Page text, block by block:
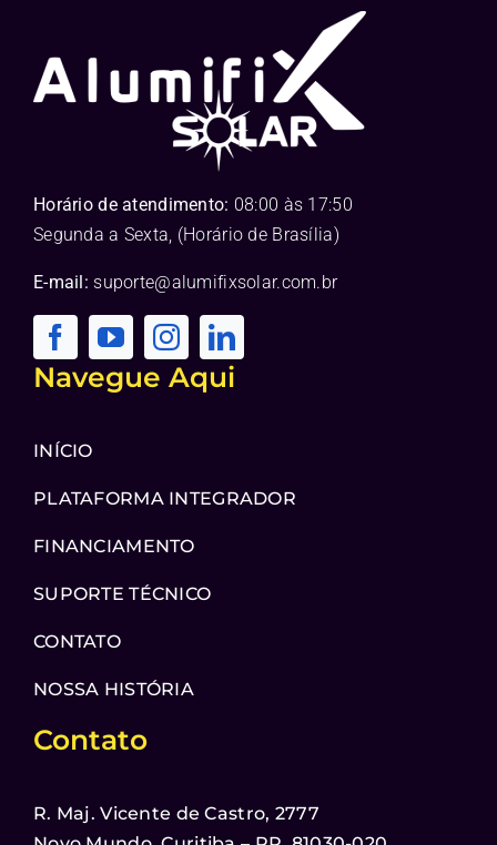
Horário de atendimento: 08:00 às 17:50
Segunda a Sexta, (Horário de Brasília)
E-mail: suporte@alumifixsolar.com.br
Navegue Aqui
INÍCIO
PLATAFORMA INTEGRADOR
FINANCIAMENTO
SUPORTE TÉCNICO
CONTATO
NOSSA HISTÓRIA
Contato
R. Maj. Vicente de Castro, 2777